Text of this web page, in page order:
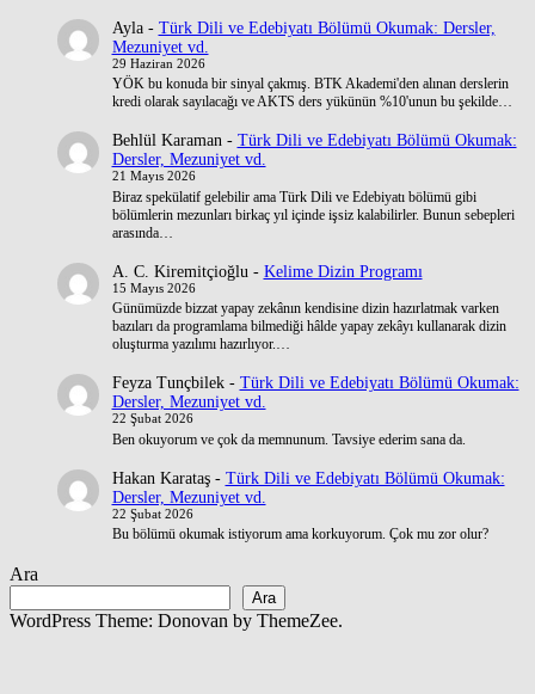
Ayla- Türk Dili ve Edebiyatı Bölümü Okumak: Dersler,
Mezuniyet vd.
29 Haziran 2026
YÖK bu konuda bir sinyal çakmış. BTK Akademi'den alınan derslerin
kredi olarak sayılacağı ve AKTS ders yükünün %10'unun bu şekilde…
Behlül Karaman- Türk Dili ve Edebiyatı Bölümü Okumak:
Dersler, Mezuniyet vd.
21 Mayıs 2026
Biraz spekülatif gelebilir ama Türk Dili ve Edebiyatı bölümü gibi
bölümlerin mezunları birkaç yıl içinde işsiz kalabilirler. Bunun sebepleri
arasında…
A. C. Kiremitçioğlu - Kelime Dizin Programı
15 Mayıs 2026
Günümüzde bizzat yapay zekânın kendisine dizin hazırlatmak varken
bazıları da programlama bilmediği hâlde yapay zekâyı kullanarak dizin
oluşturma yazılımı hazırlıyor.…
Feyza Tunçbilek- Türk Dili ve Edebiyatı Bölümü Okumak:
Dersler, Mezuniyet vd.
22 Şubat 2026
Ben okuyorum ve çok da memnunum. Tavsiye ederim sana da.
Hakan Karataş- Türk Dili ve Edebiyatı Bölümü Okumak:
Dersler, Mezuniyet vd.
22 Şubat 2026
Bu bölümü okumak istiyorum ama korkuyorum. Çok mu zor olur?
Ara
Ara
WordPress Theme: Donovan by ThemeZee.